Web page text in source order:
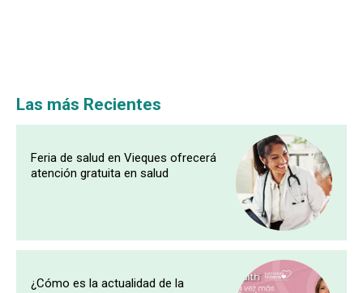
Las más Recientes
Feria de salud en Vieques ofrecerá
atención gratuita en salud
¿Cómo es la actualidad de la